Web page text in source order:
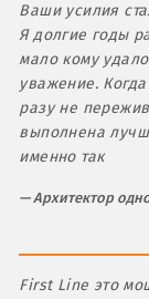
Ваши усилия
Я долгие годы
мало кому
уважение.
разу не
выполнена
именно так
Архитектор
First Line это